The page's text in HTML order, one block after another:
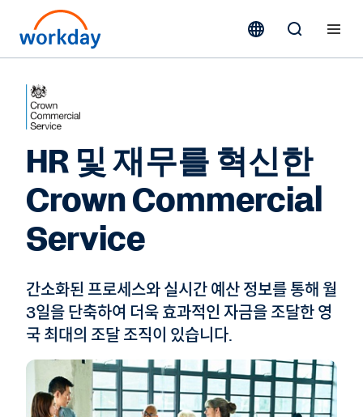
HR 및 재무를 혁신한
Crown Commercial
Service
간소화된 프로세스와 실시간 예산 정보를 통해 월
3일을 단축하여 더욱 효과적인 자금을 조달한 영
국 최대의 조달 조직이 있습니다.